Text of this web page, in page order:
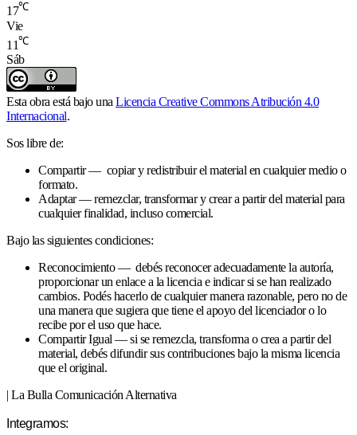
17℃
Vie
11℃
Sáb
Esta obra está bajo una Licencia Creative Commons Atribución 4.0
Internacional.
Sos libre de:
Compartir — copiar y redistribuir el material en cualquier medio o
formato.
Adaptar — remezclar, transformar y crear a partir del material para
cualquier finalidad, incluso comercial.
Bajo las siguientes condiciones:
Reconocimiento — debés reconocer adecuadamente la autoría,
proporcionar un enlace a la licencia e indicar si se han realizado
cambios. Podés hacerlo de cualquier manera razonable, pero no de
una manera que sugiera que tiene el apoyo del licenciador o lo
recibe por el uso que hace.
Compartir Igual — si se remezcla, transforma o crea a partir del
material, debés difundir sus contribuciones bajo la misma licencia
que el original.
| La Bulla Comunicación Alternativa
Integramos: